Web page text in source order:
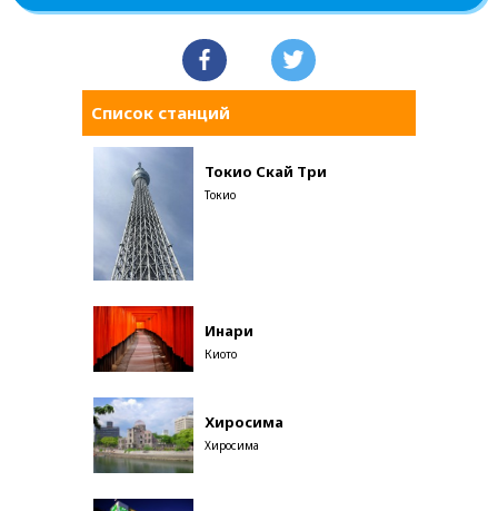
Список станций
Токио Скай Три
Токио
Инари
Киото
Хиросима
Хиросима